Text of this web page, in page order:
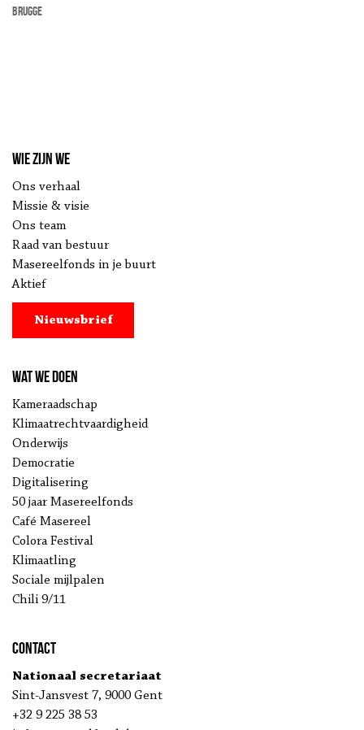
Brugge
Wie zijn we
Ons verhaal
Missie & visie
Ons team
Raad van bestuur
Masereelfonds in je buurt
Aktief
Nieuwsbrief
Wat we doen
Kameraadschap
Klimaatrechtvaardigheid
Onderwijs
Democratie
Digitalisering
50 jaar Masereelfonds
Café Masereel
Colora Festival
Klimaatling
Sociale mijlpalen
Chili 9/11
Contact
Nationaal secretariaat
Sint-Jansvest 7, 9000 Gent
+32 9 225 38 53